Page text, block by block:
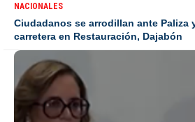
NACIONALES
Ciudadanos se arrodillan ante Paliza
carretera en Restauración, Dajabón